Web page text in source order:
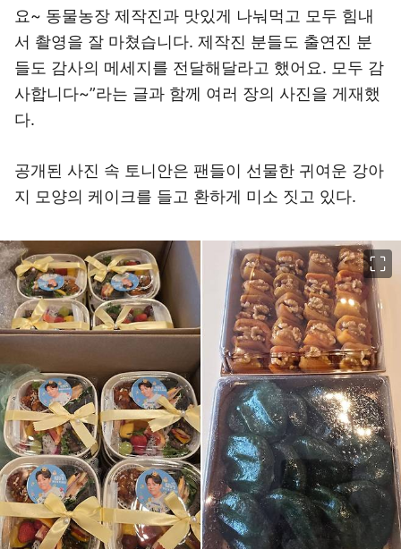
요~ 동물농장 제작진과 맛있게 나눠먹고 모두 힘내
서 촬영을 잘 마쳤습니다. 제작진 분들도 출연진 분
들도 감사의 메세지를 전달해달라고 했어요. 모두 감
사합니다~”라는 글과 함께 여러 장의 사진을 게재했
다.
공개된 사진 속 토니안은 팬들이 선물한 귀여운 강아
지 모양의 케이크를 들고 환하게 미소 짓고 있다.